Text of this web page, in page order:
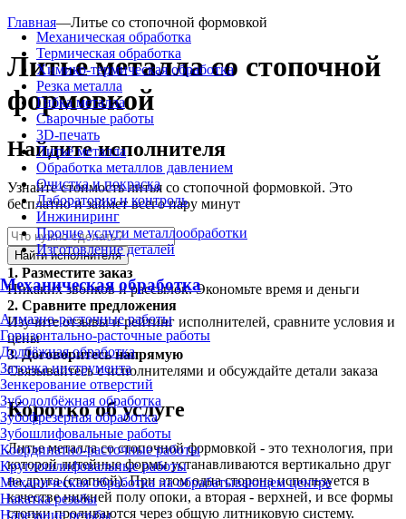
Механическая обработка
Термическая обработка
Химико-термическая обработка
Резка металла
Гибка металла
Сварочные работы
3D-печать
Литьё металла
Обработка металлов давлением
Очистка и покраска
Лаборатория и контроль
Инжиниринг
Прочие услуги металлообработки
Изготовление деталей
Механическая обработка
Алмазно-расточные работы
Горизонтально-расточные работы
Долбёжная обработка
Заточка инструмента
Зенкерование отверстий
Зубодолбёжная обработка
Зубофрезерная обработка
Зубошлифовальные работы
Координатно-расточные работы
Круглошлифовальные работы
Механическая обработка на обрабатывающем центре
Накатка резьбы
Нарезание резьбы
Главная—Литье со стопочной формовкой
Литье металла со стопочной
формовкой
Найдите исполнителя
Узнайте стоимость литья со стопочной формовкой. Это
бесплатно и займет всего пару минут
Найти исполнителя
1. Разместите заказ
Никаких звонков и рассылок. Экономьте время и деньги
2. Сравните предложения
Изучите отзывы и рейтинг исполнителей, сравните условия и
цены
3.Договоритесь напрямую
Связывайтесь с исполнителями и обсуждайте детали заказа
Коротко об услуге
Литье металла со стопочной формовкой - это технология, при
которой литейные формы устанавливаются вертикально друг
на друга (стопкой). При этом одна сторона используется в
качестве нижней полу опоки, а вторая - верхней, и все формы
стопки проливаются через общую литниковую систему.